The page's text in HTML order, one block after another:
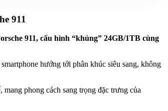
911
911, cấu hình “khủng” 24GB/1TB cùng
hướng tới phân khúc siêu sang, không
phong cách sang trọng đặc trưng của